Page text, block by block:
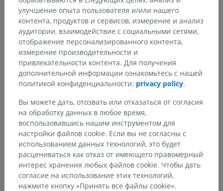
Человеческое тело> Systemata integrantia>
Общий покров> Calva
Основные структуры:
Нет анатомических терминов,
относящихся к этой части тела
Переводы
Заметили ошибку?
Не стесняйтесь предложить поправку, свою версию
перевода или решение по улучшению контента.
улучшение опыта пользователя и/или нашего
контента, продуктов и сервисов, измерение и анализ
аудитории, взаимодействие с социальными сетями,
отображение персонализированного контента,
измерение производительности и
привлекательности контента. Для получения
дополнительной информации ознакомьтесь с нашей
политикой конфиденциальности: privacy policy.
Вы можете дать, отозвать или отказаться от согласия
на обработку данных в любое время,
воспользовавшись нашим инструментом для
настройки файлов cookie. Если вы не согласны с
использованием данных технологий, это будет
расцениваться как отказ от имеющего правомерный
интерес хранения любых файлов cookie. Чтобы дать
согласие на использование этих технологий,
нажмите кнопку «Принять все файлы cookie».